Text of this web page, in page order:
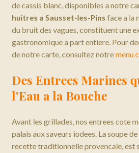
de cassis blanc, disponibles a notre
huitres a Sausset-les-Pins face a la
du bruit des vagues, constituent une
gastronomique a part entiere. Pour
de notre carte, consultez notremenu
Des Entrees Marines
l'Eau a la Bouche
Avant les grillades, nos entrees cote
palais aux saveurs iodees. La soupe
recette traditionnelle provencale, est